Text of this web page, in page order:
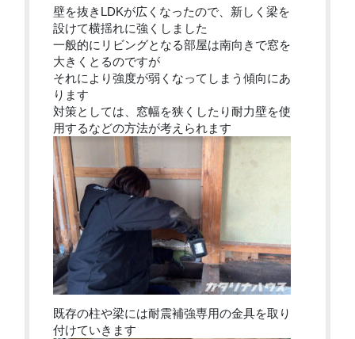
壁を抜きLDKが広くなったので、新しく梁を
設けて横揺れに強くしました
一般的にリビングとなる部屋は南向きで窓を
大きくとるのですが
それにより強度が弱くなってしまう傾向にあ
ります
対策としては、窓幅を狭くしたり耐力壁を使
用するなどの方法が考えられます
既存の柱や梁には耐震補強専用の金具を取り
付けていきます